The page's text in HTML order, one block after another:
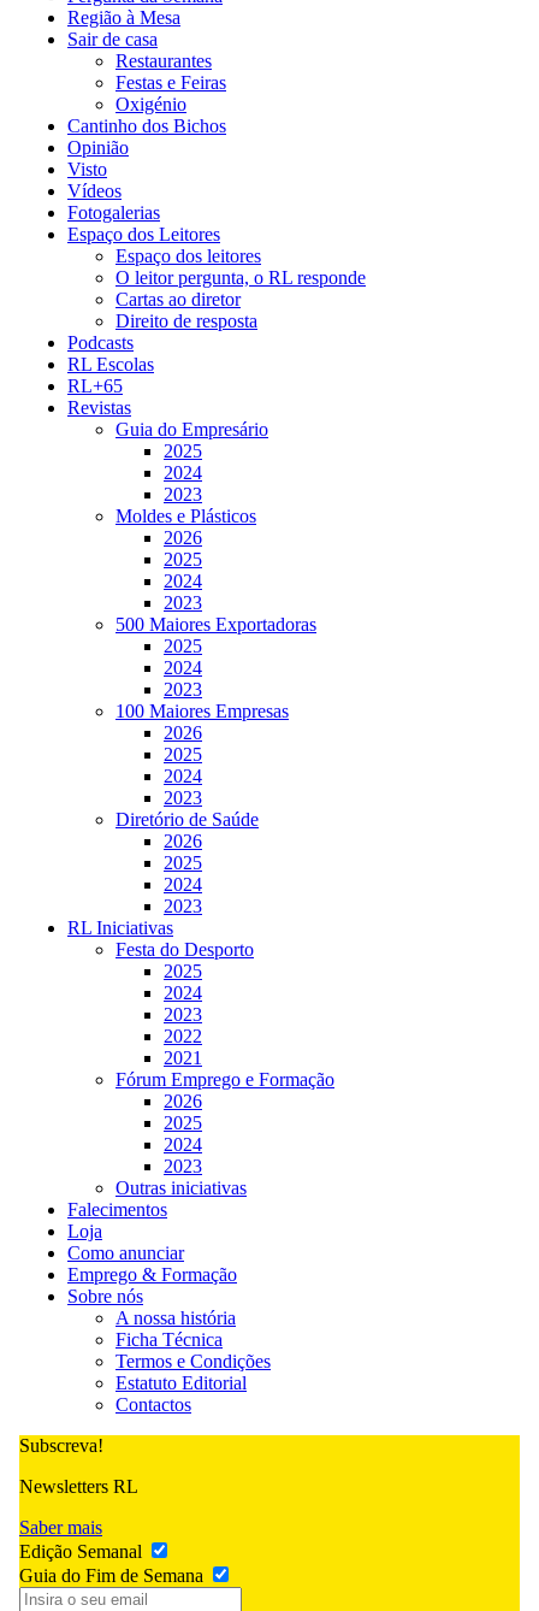
Região à Mesa
Sair de casa
Restaurantes
Festas e Feiras
Oxigénio
Cantinho dos Bichos
Opinião
Visto
Vídeos
Fotogalerias
Espaço dos Leitores
Espaço dos leitores
O leitor pergunta, o RL responde
Cartas ao diretor
Direito de resposta
Podcasts
RL Escolas
RL+65
Revistas
Guia do Empresário
2025
2024
2023
Moldes e Plásticos
2026
2025
2024
2023
500 Maiores Exportadoras
2025
2024
2023
100 Maiores Empresas
2026
2025
2024
2023
Diretório de Saúde
2026
2025
2024
2023
RL Iniciativas
Festa do Desporto
2025
2024
2023
2022
2021
Fórum Emprego e Formação
2026
2025
2024
2023
Outras iniciativas
Falecimentos
Loja
Como anunciar
Emprego & Formação
Sobre nós
A nossa história
Ficha Técnica
Termos e Condições
Estatuto Editorial
Contactos
Subscreva!
Newsletters RL
Saber mais
Edição Semanal
Guia do Fim de Semana